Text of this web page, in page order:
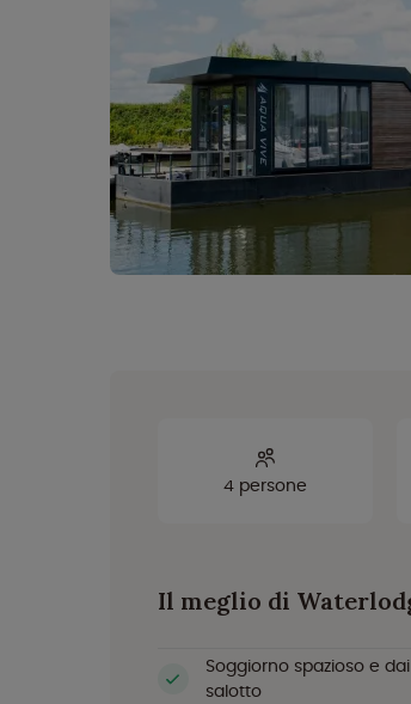
4 persone
Il meglio di
Soggiorno spazioso e
salotto